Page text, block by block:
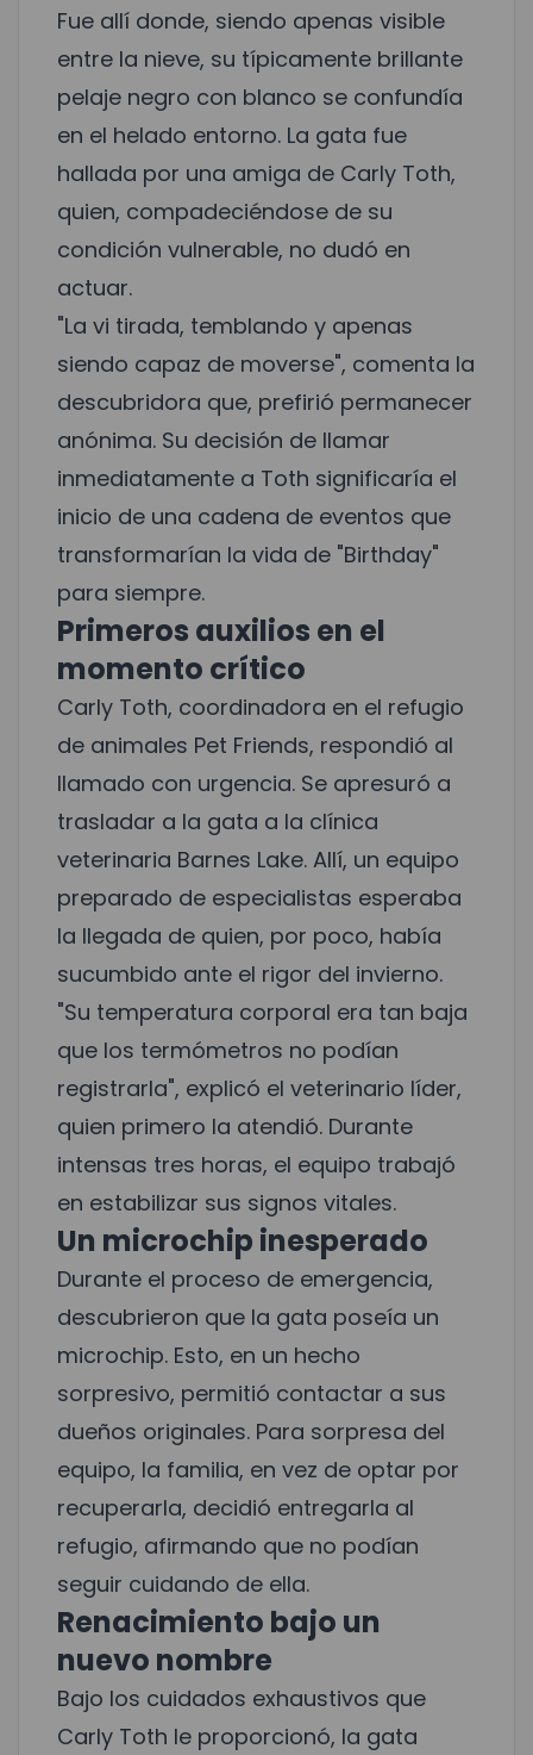
Fue allí donde, siendo apenas visible
entre la nieve, su típicamente brillante
pelaje negro con blanco se confundía
en el helado entorno. La gata fue
hallada por una amiga de Carly Toth,
quien, compadeciéndose de su
condición vulnerable, no dudó en
actuar.
"La vi tirada, temblando y apenas
siendo capaz de moverse", comenta la
descubridora que, prefirió permanecer
anónima. Su decisión de llamar
inmediatamente a Toth significaría el
inicio de una cadena de eventos que
transformarían la vida de "Birthday"
para siempre.
Primeros auxilios en el
momento crítico
Carly Toth, coordinadora en el refugio
de animales Pet Friends, respondió al
llamado con urgencia. Se apresuró a
trasladar a la gata a la clínica
veterinaria Barnes Lake. Allí, un equipo
preparado de especialistas esperaba
la llegada de quien, por poco, había
sucumbido ante el rigor del invierno.
"Su temperatura corporal era tan baja
que los termómetros no podían
registrarla", explicó el veterinario líder,
quien primero la atendió. Durante
intensas tres horas, el equipo trabajó
en estabilizar sus signos vitales.
Un microchip inesperado
Durante el proceso de emergencia,
descubrieron que la gata poseía un
microchip. Esto, en un hecho
sorpresivo, permitió contactar a sus
dueños originales. Para sorpresa del
equipo, la familia, en vez de optar por
recuperarla, decidió entregarla al
refugio, afirmando que no podían
seguir cuidando de ella.
Renacimiento bajo un
nuevo nombre
Bajo los cuidados exhaustivos que
Carly Toth le proporcionó, la gata